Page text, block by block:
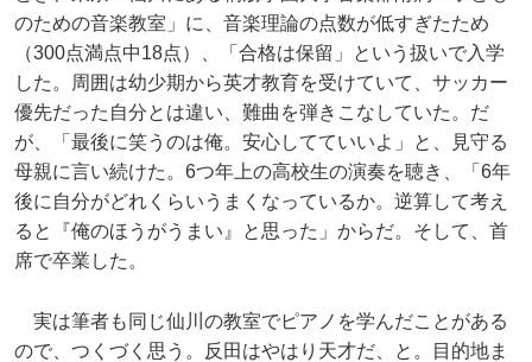
のための音楽教室」に、音楽理論の点数が低すぎたため
（300点満点中18点）、「合格は保留」という扱いで入学
した。周囲は幼少期から英才教育を受けていて、サッカー
優先だった自分とは違い、難曲を弾きこなしていた。だ
が、「最後に笑うのは俺。安心してていいよ」と、見守る
母親に言い続けた。6つ年上の高校生の演奏を聴き、「6年
後に自分がどれくらいうまくなっているか。逆算して考え
ると『俺のほうがうまい』と思った」からだ。そして、首
席で卒業した。
実は筆者も同じ仙川の教室でピアノを学んだことがある
ので、つくづく思う。反田はやはり天才だ、と。目的地ま